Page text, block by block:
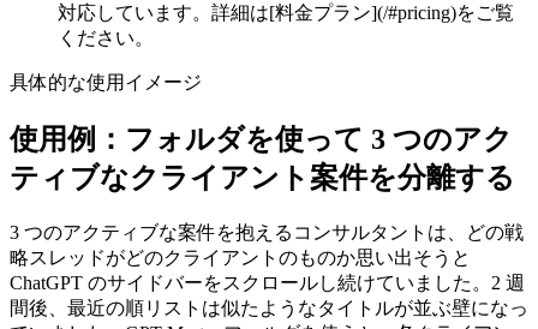
対応しています。詳細は[料金プラン](/#pricing)をご覧
ください。
具体的な使用イメージ
使用例：フォルダを使って 3 つのアク
ティブなクライアント案件を分離する
3 つのアクティブな案件を抱えるコンサルタントは、どの戦
略スレッドがどのクライアントのものか思い出そうと
ChatGPT のサイドバーをスクロールし続けていました。2 週
間後、最近の順リストは似たようなタイトルが並ぶ壁になっ